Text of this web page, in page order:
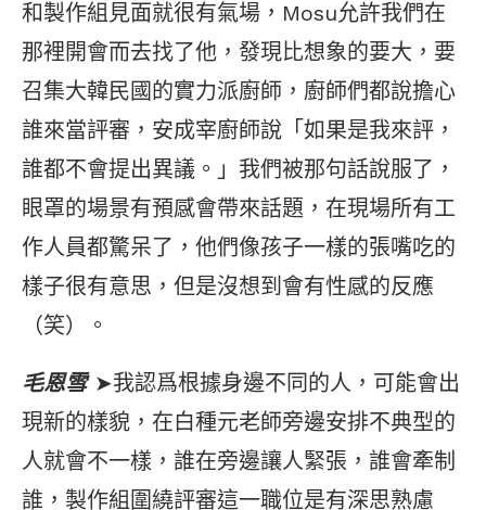
和製作組見面就很有氣場，Mosu允許我們在
那裡開會而去找了他，發現比想象的要大，要
召集大韓民國的實力派廚師，廚師們都說擔心
誰來當評審，安成宰廚師說「如果是我來評，
誰都不會提出異議。」我們被那句話說服了，
眼罩的場景有預感會帶來話題，在現場所有工
作人員都驚呆了，他們像孩子一樣的張嘴吃的
樣子很有意思，但是沒想到會有性感的反應
（笑）。
毛恩雪➤我認爲根據身邊不同的人，可能會出
現新的樣貌，在白種元老師旁邊安排不典型的
人就會不一樣，誰在旁邊讓人緊張，誰會牽制
誰，製作組圍繞評審這一職位是有深思熟慮